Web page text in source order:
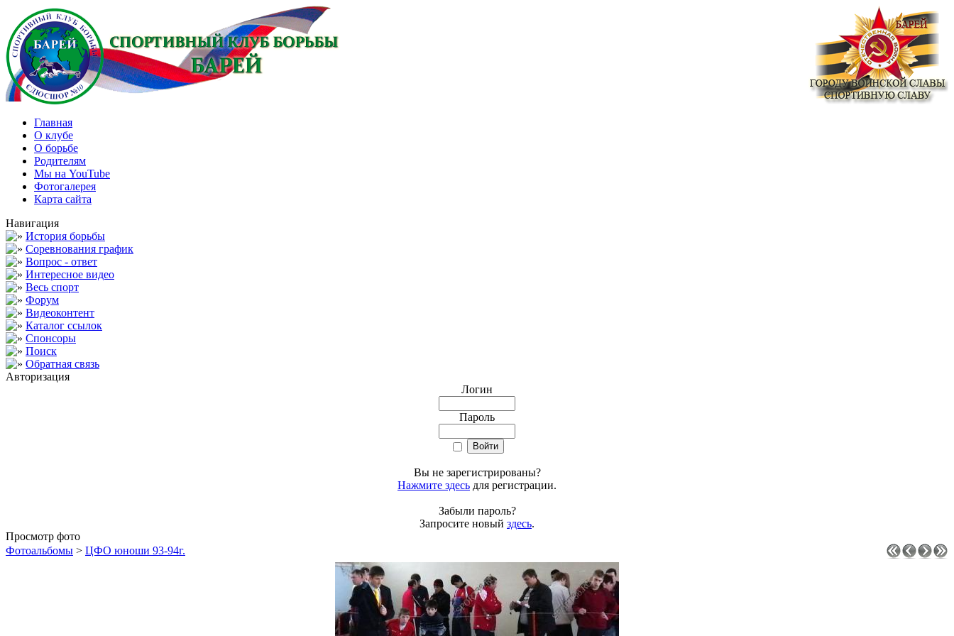
Главная
О клубе
О борьбе
Родителям
Мы на YouTube
Фотогалерея
Карта сайта
Навигация
История борьбы
Соревнования график
Вопрос - ответ
Интересное видео
Весь спорт
Форум
Видеоконтент
Каталог ссылок
Спонсоры
Поиск
Обратная связь
Авторизация
Логин
Пароль
Вы не зарегистрированы?
Нажмите здесь для регистрации.
Забыли пароль?
Запросите новый здесь.
Просмотр фото
Фотоальбомы > ЦФО юноши 93-94г.